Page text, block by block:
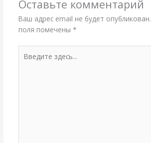
Оставьте комментарий
Ваш адрес email не будет опубликован.
поля помечены *
здесь...